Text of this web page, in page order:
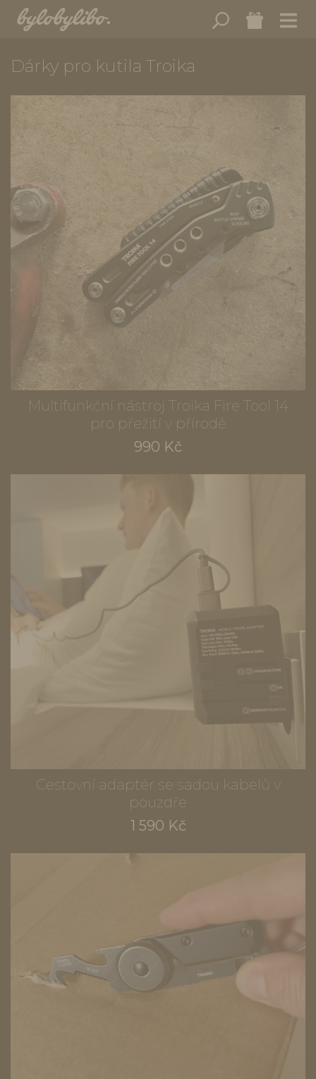
Dárky pro kutila Troika
Multifunkční nástroj Troika Fire Tool 14
pro přežití v přírodě
990 Kč
Cestovní adaptér se sadou kabelů v
pouzdře
1 590 Kč